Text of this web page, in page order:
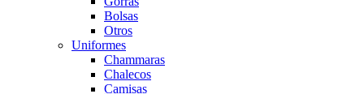
Bolsas
Otros
Uniformes
Chammaras
Chalecos
Camisas